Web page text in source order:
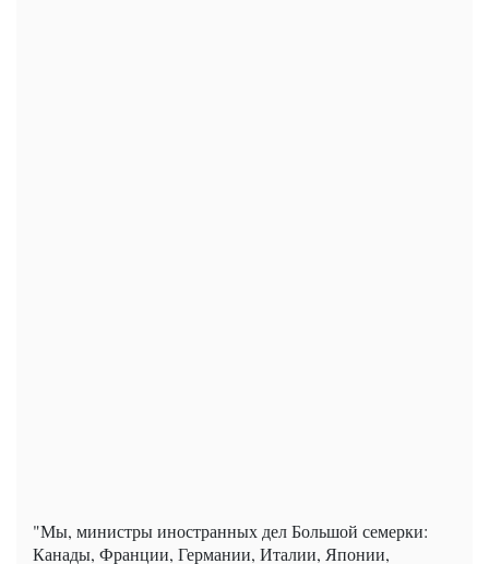
"Мы, министры иностранных дел Большой семерки:
Канады, Франции, Германии, Италии, Японии,